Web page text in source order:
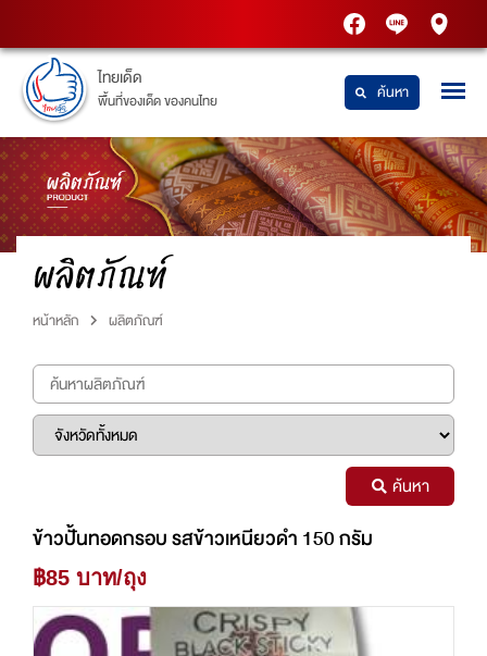
PTT
PTT
ไทยเด็ด
พื้นที่ของเด็ด ของคนไทย ค้นหา
ผลิตภัณฑ์
หน้าหลัก ผลิตภัณฑ์
ค้นหา
ข้าวปั้นทอดกรอบ รสข้าวเหนียวดำ 150 กรัม
฿85 บาท/ถุง